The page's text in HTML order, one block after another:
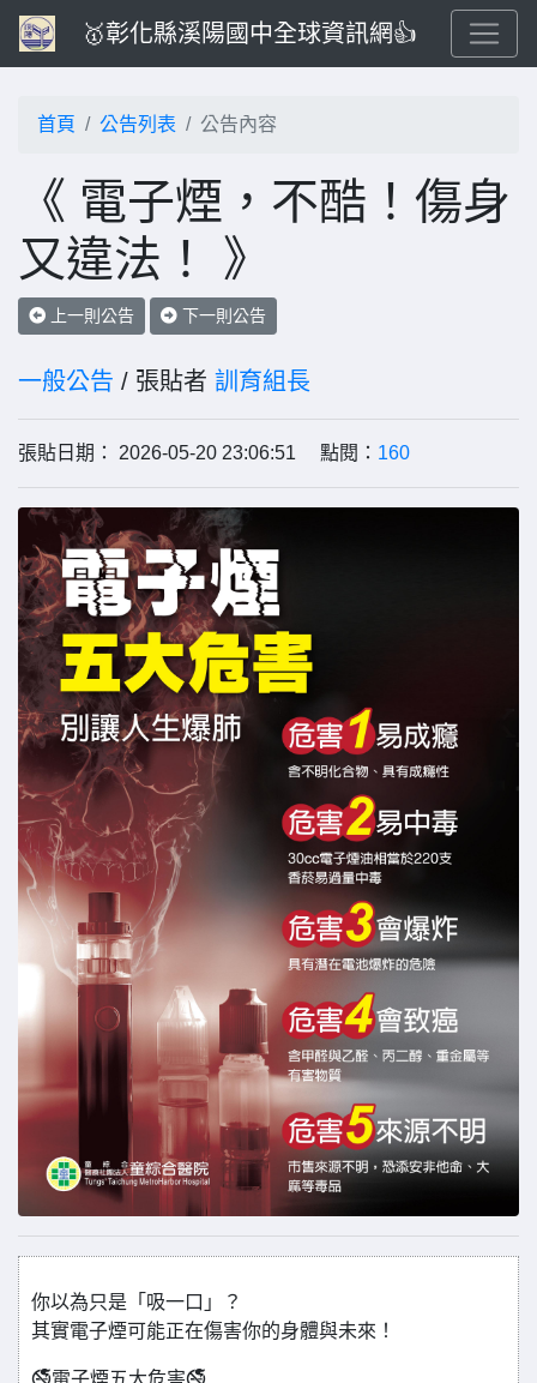
🥇彰化縣溪陽國中全球資訊網👍
首頁 公告列表 公告內容
《 電子煙，不酷！傷身
又違法！ 》
上一則公告 下一則公告
一般公告 / 張貼者 訓育組長
張貼日期： 2026-05-20 23:06:51 點閱： 160
你以為只是「吸一口」？
其實電子煙可能正在傷害你的身體與未來！